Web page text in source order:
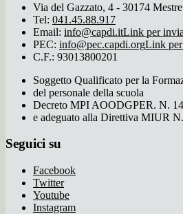
Via del Gazzato, 4 - 30174
Tel: 041.45.88.917
Email: info@capdi.itLink per
PEC: info@pec.capdi.orgLink
C.F.: 93013800201
Soggetto Qualificato per la
del personale della scuola
Decreto MPI AOODGPER. N.
e adeguato alla Direttiva MIUR
Seguici su
Facebook
Twitter
Youtube
Instagram